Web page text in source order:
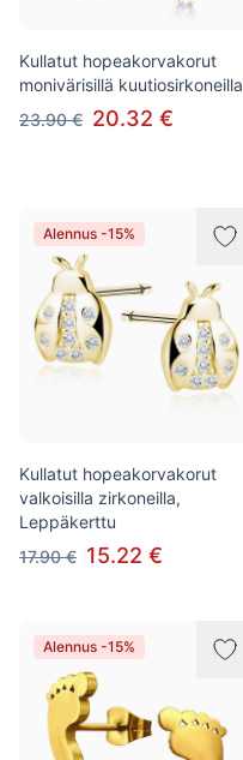
Kullatut hopeakorvakorut
monivärisillä kuutiosirkoneilla
23.90 € 20.32 €
Alennus -15%
Kullatut hopeakorvakorut
valkoisilla zirkoneilla,
Leppäkerttu
17.90 € 15.22 €
Alennus -15%